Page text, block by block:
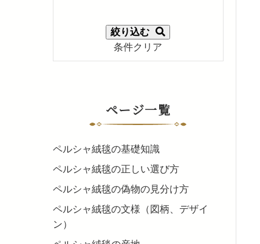
絞り込む
条件クリア
ページ一覧
ペルシャ絨毯の基礎知識
ペルシャ絨毯の正しい選び方
ペルシャ絨毯の偽物の見分け方
ペルシャ絨毯の文様（図柄、デザイ
ン）